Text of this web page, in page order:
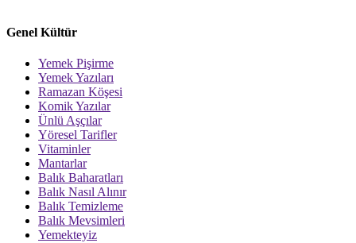
Genel Kültür
Yemek Pişirme
Yemek Yazıları
Ramazan Köşesi
Komik Yazılar
Ünlü Aşçılar
Yöresel Tarifler
Vitaminler
Mantarlar
Balık Baharatları
Balık Nasıl Alınır
Balık Temizleme
Balık Mevsimleri
Yemekteyiz